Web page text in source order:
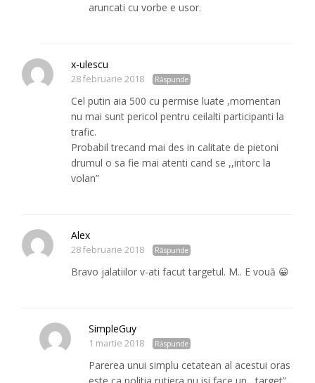
aruncati cu vorbe e usor.
x-ulescu
28 februarie 2018 Răspunde
Cel putin aia 500 cu permise luate ,momentan
nu mai sunt pericol pentru ceilalti participanti la
trafic.
Probabil trecand mai des in calitate de pietoni
drumul o sa fie mai atenti cand se ,,intorc la
volan”
Alex
28 februarie 2018 Răspunde
Bravo jalatiilor v-ati facut targetul. M.. E vouă 😀
SimpleGuy
1 martie 2018 Răspunde
Parerea unui simplu cetatean al acestui oras